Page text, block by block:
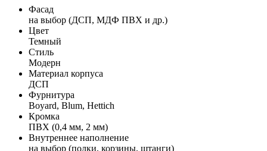
Фасад
на выбор (ДСП, МДФ ПВХ и др.)
Цвет
Темный
Стиль
Модерн
Материал корпуса
ДСП
Фурнитура
Boyard, Blum, Hettich
Кромка
ПВХ (0,4 мм, 2 мм)
Внутреннее наполнение
на выбор (полки, корзины, штанги)